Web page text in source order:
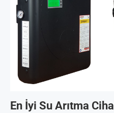
En İyi Su Arıtma